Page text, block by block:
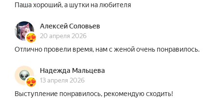
Паша хороший, а шутки на любителя
Алексей Соловьев
20 апреля 2026
Отлично провели время, нам с женой очень понравилось.
Надежда Мальцева
13 апреля 2026
Выступление понравилось, рекомендую сходить!